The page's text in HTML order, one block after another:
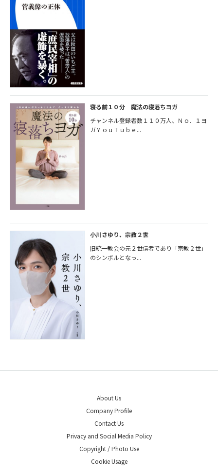
寝る前１０分 魔法の寝落ちヨガ
チャンネル登録者数１１０万人、Ｎｏ．１ヨ
ガＹｏｕＴｕｂｅ...
小川さゆり、宗教２世
旧統一教会の元２世信者であり「宗教２世」
のシンボルとなっ...
About Us
Company Profile
Contact Us
Privacy and Social Media Policy
Copyright / Photo Use
Cookie Usage